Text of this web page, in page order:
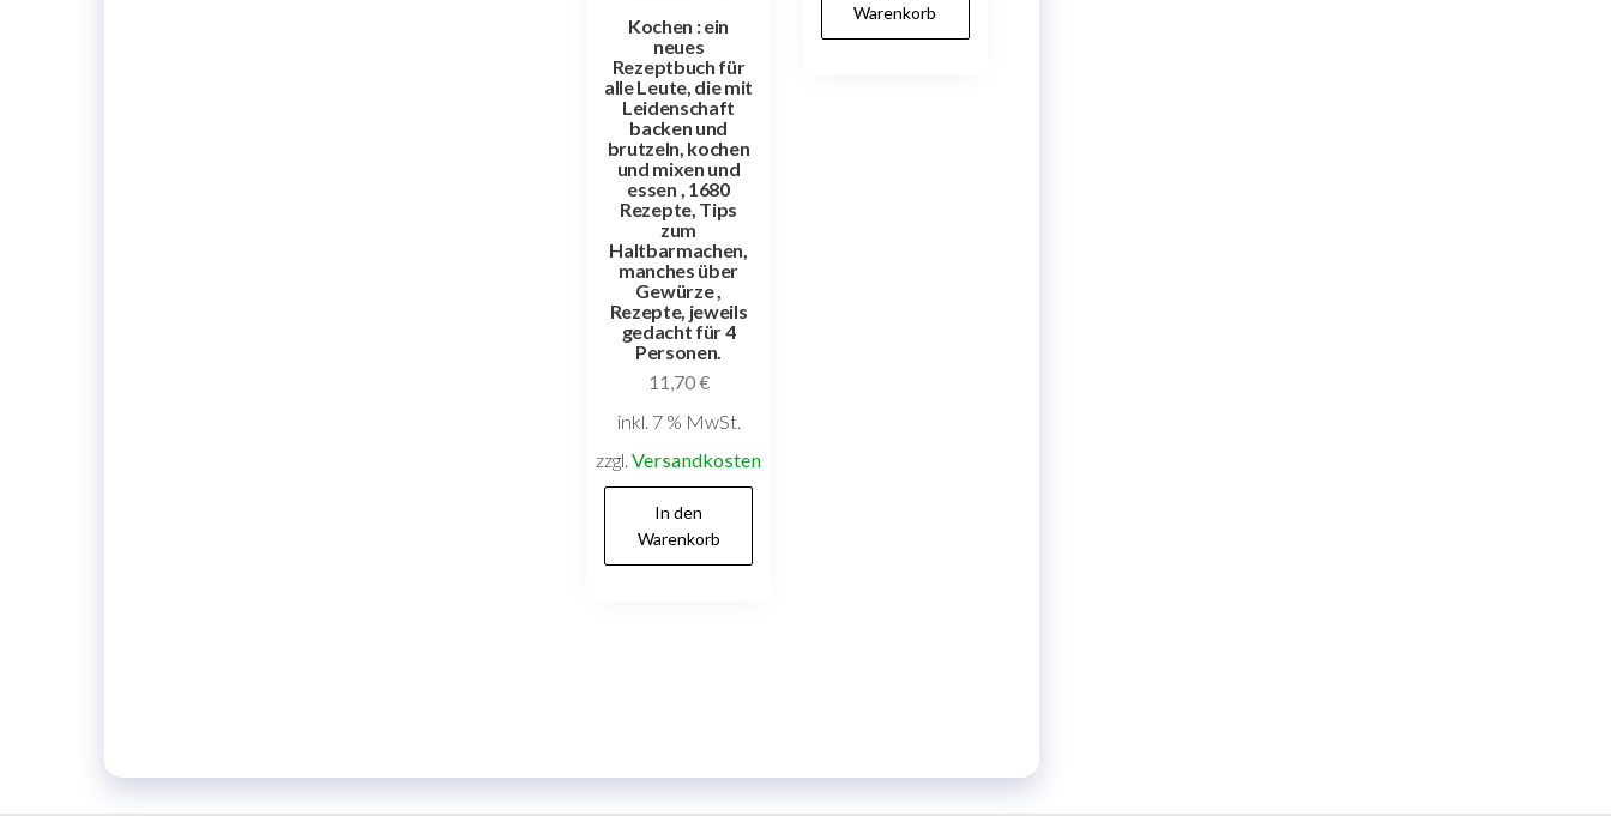
Kochen : ein
neues
Rezeptbuch für
alle Leute, die mit
Leidenschaft
backen und
brutzeln, kochen
und mixen und
essen , 1680
Rezepte, Tips
zum
Haltbarmachen,
manches über
Gewürze ,
Rezepte, jeweils
gedacht für 4
Personen.
11,70€
inkl. 7 % MwSt.
zzgl.Versandkosten
In den
Warenkorb
Warenkorb